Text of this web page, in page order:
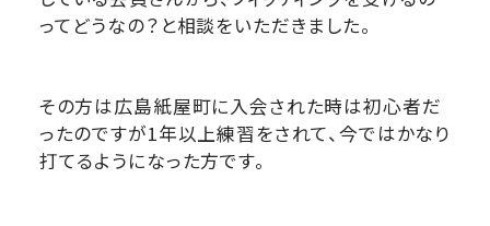
ってどうなの？と相談をいただきました。
その方は広島紙屋町に入会された時は初心者だ
ったのですが1年以上練習をされて、今ではかなり
打てるようになった方です。